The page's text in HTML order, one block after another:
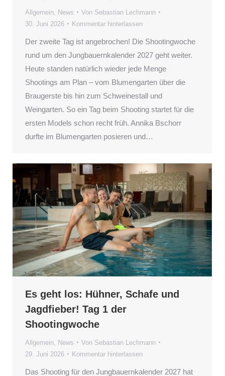
Allgemein News Von Sebastian Lechmann
30. Juni 2026
Kommentar hinterlassen
Der zweite Tag ist angebrochen! Die Shootingwoche
rund um den Jungbauernkalender 2027 geht weiter.
Heute standen natürlich wieder jede Menge
Shootings am Plan – vom Blumengarten über die
Braugerste bis hin zum Schweinestall und
Weingarten. So ein Tag beim Shooting startet für die
ersten Models schon recht früh. Annika Bschorr
durfte im Blumengarten posieren und…
Es geht los: Hühner, Schafe und
Jagdfieber! Tag 1 der
Shootingwoche
Allgemein News Von Sebastian Lechmann
29. Juni 2026
Kommentar hinterlassen
Das Shooting für den Jungbauernkalender 2027 hat